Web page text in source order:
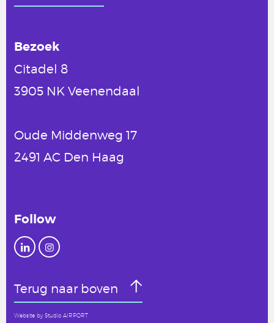
Bezoek
Citadel 8
3905 NK Veenendaal
Oude Middenweg 17
2491 AC Den Haag
Follow
Terug naar boven
Website byStudio AIRPORT